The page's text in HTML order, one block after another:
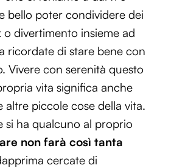
bello poter condividere dei
divertimento insieme ad
ricordate di stare bene con
Vivere con serenità questo
vita significa anche
altre piccole cose della vita.
si ha qualcuno al proprio
non farà così tanta
cercate di